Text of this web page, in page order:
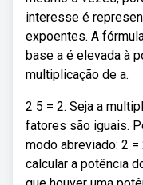
interesse é
expoentes. A
base a é elevada à
multiplicação de a.
2 5 = 2. Seja a
fatores são iguais.
modo abreviado: 2
calcular a potência